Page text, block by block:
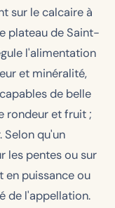
sur le calcaire à
plateau de Saint-
l'alimentation
et minéralité,
de belle
rondeur et fruit ;
Selon qu'un
les pentes ou sur
en puissance ou
de l'appellation.